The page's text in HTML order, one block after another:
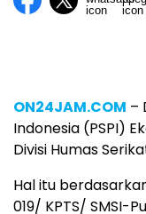
ON24JAM.COM –
Indonesia (PSPI)
Divisi Humas
Hal itu
019/ KPTS/ SMSI-